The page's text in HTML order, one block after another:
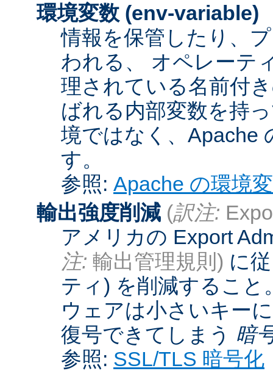
環境変数 (env-variable)
情報を保管したり、
われる、 オペレーテ
理されている名前付
ばれる内部変数を持
境ではなく、Apache
す。
参照: Apache の環境
輸出強度削減 (訳注:
アメリカの Export
注: 輸出管理規則) に
ティ) を削減すること
ウェアは小さいキー
復号できてしまう 暗
参照: SSL/TLS 暗号化